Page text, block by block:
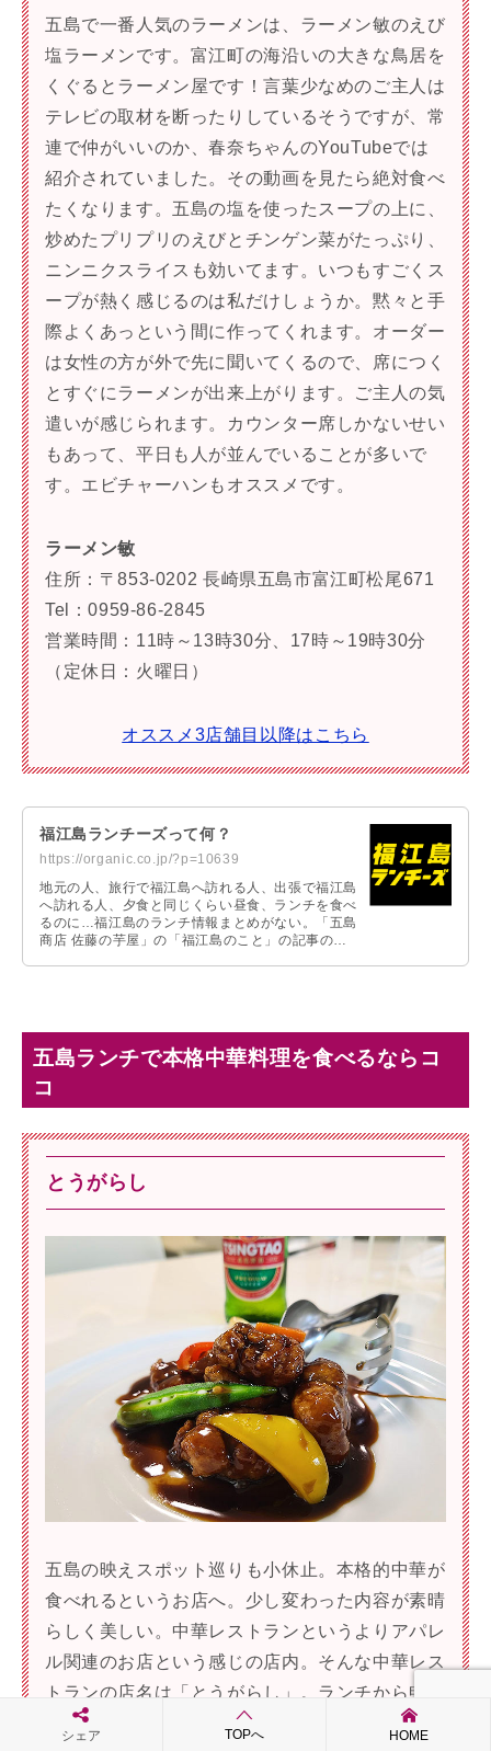
五島で一番人気のラーメンは、ラーメン敏のえび
塩ラーメンです。富江町の海沿いの大きな鳥居を
くぐるとラーメン屋です！言葉少なめのご主人は
テレビの取材を断ったりしているそうですが、常
連で仲がいいのか、春奈ちゃんのYouTubeでは
紹介されていました。その動画を見たら絶対食べ
たくなります。五島の塩を使ったスープの上に、
炒めたプリプリのえびとチンゲン菜がたっぷり、
ニンニクスライスも効いてます。いつもすごくス
ープが熱く感じるのは私だけしょうか。黙々と手
際よくあっという間に作ってくれます。オーダー
は女性の方が外で先に聞いてくるので、席につく
とすぐにラーメンが出来上がります。ご主人の気
遣いが感じられます。カウンター席しかないせい
もあって、平日も人が並んでいることが多いで
す。エビチャーハンもオススメです。
ラーメン敏
住所：〒853-0202 長崎県五島市富江町松尾671
Tel：0959-86-2845
営業時間：11時～13時30分、17時～19時30分
（定休日：火曜日）
オススメ3店舗目以降はこちら
福江島ランチーズって何？
https://organic.co.jp/?p=10639
地元の人、旅行で福江島へ訪れる人、出張で福江島
へ訪れる人、夕食と同じくらい昼食、ランチを食べ
るのに…福江島のランチ情報まとめがない。「五島
商店 佐藤の芋屋」の「福江島のこと」の記事の中
五島ランチで本格中華料理を食べるならコ
コ
とうがらし
五島の映えスポット巡りも小休止。本格的中華が
食べれるというお店へ。少し変わった内容が素晴
らしく美しい。中華レストランというよりアパレ
ル関連のお店という感じの店内。そんな中華レス
トランの店名は「とうがらし」。ランチから申し
訳ないと思いながらも青島ビール。透き通る味と
シェア TOPへ HOME